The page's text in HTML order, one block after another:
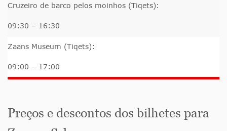
Cruzeiro de barco pelos moinhos (Tiqets):
09:30 – 16:30
Zaans Museum (Tiqets):
09:00 – 17:00
Preços e descontos dos bilhetes para